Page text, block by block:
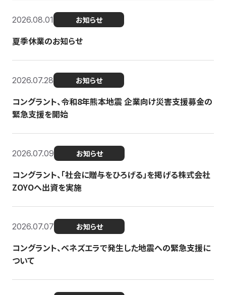
2026.08.01 お知らせ
夏季休業のお知らせ
2026.07.28 お知らせ
コングラント、令和8年熊本地震 企業向け災害支援募金の
緊急支援を開始
2026.07.09 お知らせ
コングラント、「社会に贈与をひろげる」を掲げる株式会社
ZOYOへ出資を実施
2026.07.07 お知らせ
コングラント、ベネズエラで発生した地震への緊急支援に
ついて